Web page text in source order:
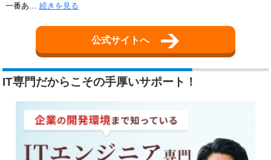
一番あ… 続きを見る
公式サイトへ
IT専門だからこその手厚いサポート！